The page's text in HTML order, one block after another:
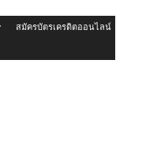
สมัครบัตรเครดิตออนไลน์